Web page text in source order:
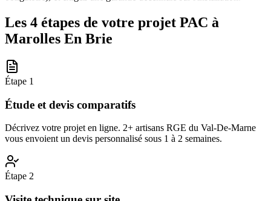
Les 4 étapes de votre projet PAC à
Marolles En Brie
Étape 1
Étude et devis comparatifs
Décrivez votre projet en ligne. 2+ artisans RGE du Val-De-Marne
vous envoient un devis personnalisé sous 1 à 2 semaines.
Étape 2